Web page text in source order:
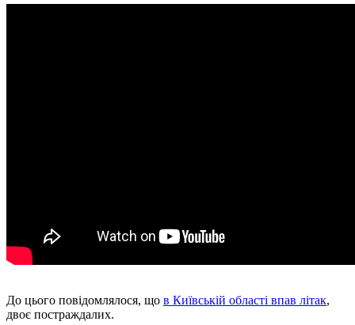
До цього повідомлялося, що в Київській області впав літак,
двоє постраждалих.